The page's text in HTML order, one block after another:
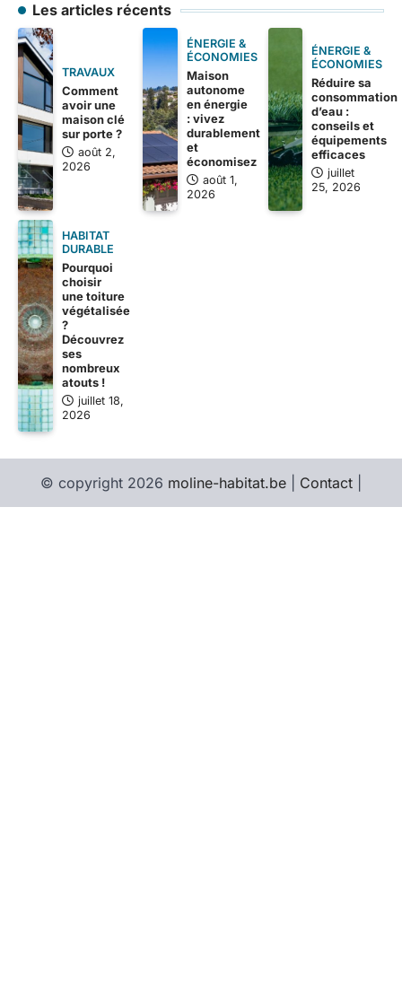
Les articles récents
TRAVAUX
Comment
avoir une
maison clé
sur porte ?
août 2,
2026
ÉNERGIE &
ÉCONOMIES
Maison
autonome
en énergie
: vivez
durablement
et
économisez
août 1,
2026
ÉNERGIE &
ÉCONOMIES
Réduire sa
consommation
d’eau :
conseils et
équipements
efficaces
juillet
25, 2026
HABITAT
DURABLE
Pourquoi
choisir
une toiture
végétalisée
?
Découvrez
ses
nombreux
atouts !
juillet 18,
2026
© copyright 2026 moline-habitat.be Contact